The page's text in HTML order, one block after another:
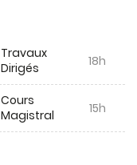
Travaux
Dirigés
18h
Cours
Magistral
15h